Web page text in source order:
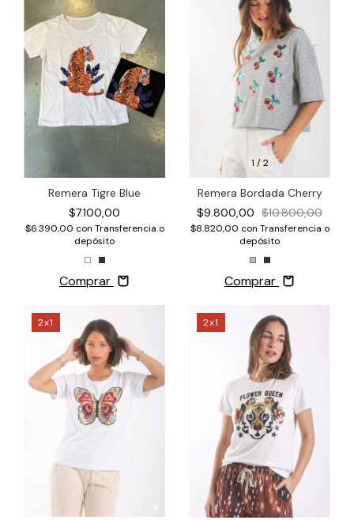
Remera Tigre Blue
$7.100,00
$6.390,00 con Transferencia o
depósito
Comprar
1 /2
Remera Bordada Cherry
$9.800,00 $10.800,00
$8.820,00 con Transferencia o
depósito
Comprar
2x1 2x1